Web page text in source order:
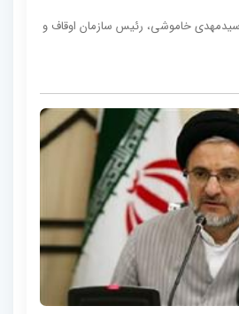
خاموشی، رئیس سازمان اوقاف و